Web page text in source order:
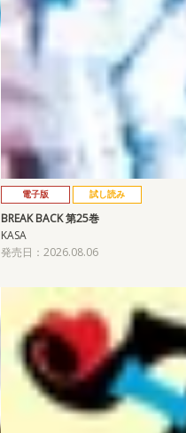
電子版 試し読み
BREAK BACK 第25巻
KASA
発売日：2026.08.06